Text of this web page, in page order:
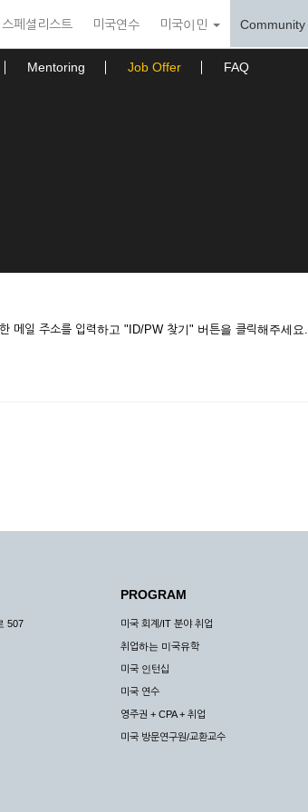
스페셜리스트 미국연수 미국이민 Community
Mentoring Job Offer FAQ
메일 주소를 입력하고 "ID/PW 찾기" 버튼을 클릭해주세요.
507
PROGRAM
미국 회계/IT 분야 취업
취업하는 미국유학
미국 인턴십
미국 연수
영주권 + CPA + 취업
미국 방문연구원/교환교수